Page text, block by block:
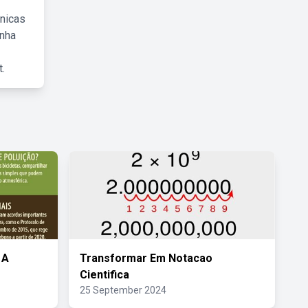
Transformar Em Notacao
Cientifica
25 September 2024